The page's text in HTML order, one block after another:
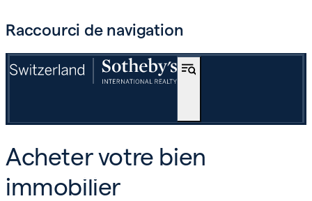
Raccourci de navigation
OFF-MARKET
Acheter votre bien
immobilier